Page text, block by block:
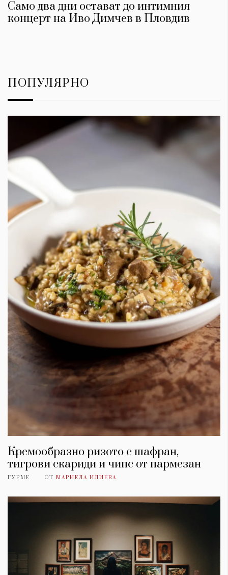
Само два дни остават до интимния
концерт на Иво Димчев в Пловдив
ПОПУЛЯРНО
Кремообразно ризото с шафран,
тигрови скариди и чипс от пармезан
ГУРМЕ ОТ МАРИЕЛА ИЛИЕВА